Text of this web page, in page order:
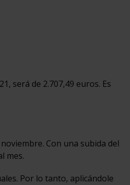
será de 2.707,49 euros. Es
Con una subida del
mes.
Por lo tanto, aplicándole